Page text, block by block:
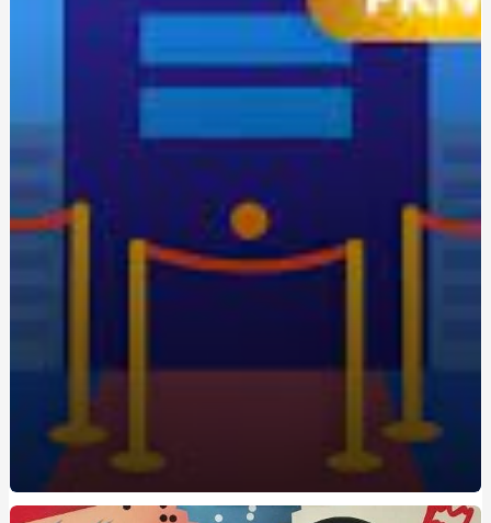
Уроки экстремального вождения: путь к повышению
Одноразовая электронная сигарета: удобство и
экономия для новичков
Живокост мазь: где купить и по какой цене?
та безпеку
Метандростенолон: використання та ефекти у
Восстановление Вашей Ванны: Как выбрать и
Papa-Vann.com
Продажа туринабола онлайн в Киеве: steroidon.com
предлагает лучшие стероиды
Maximiza tus Ganancias: Descubre los Mejores Bonos de